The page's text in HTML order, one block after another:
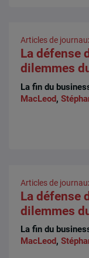
Articles de
La défense
dilemmes
La fin du
MacLeod,
Articles de
La défense
dilemmes
La fin du
MacLeod,